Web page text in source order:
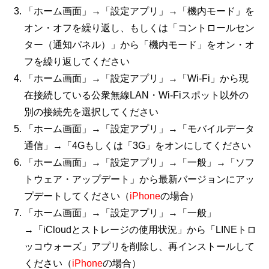
「ホーム画面」→「設定アプリ」→「機内モード」を
オン・オフを繰り返し、もしくは「コントロールセン
ター（通知パネル）」から「機内モード」をオン・オ
フを繰り返してください
「ホーム画面」→「設定アプリ」→「Wi-Fi」から現
在接続している公衆無線LAN・Wi-Fiスポット以外の
別の接続先を選択してください
「ホーム画面」→「設定アプリ」→「モバイルデータ
通信」→「4Gもしくは「3G」をオンにしてください
「ホーム画面」→「設定アプリ」→「一般」→「ソフ
トウェア・アップデート」から最新バージョンにアッ
プデートしてください（iPhoneの場合）
「ホーム画面」→「設定アプリ」→「一般」
→「iCloudとストレージの使用状況」から「LINEトロ
ッコウォーズ」アプリを削除し、再インストールして
ください（iPhoneの場合）